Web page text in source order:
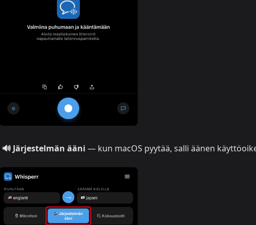
🔊 Järjestelmän ääni — kun macOS pyytää, salli äänen